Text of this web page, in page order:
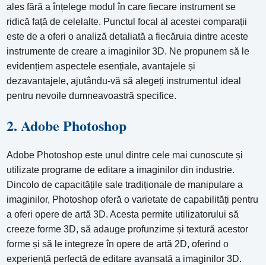
ales fără a înțelege modul în care fiecare instrument se
ridică față de celelalte. Punctul focal al acestei comparații
este de a oferi o analiză detaliată a fiecăruia dintre aceste
instrumente de creare a imaginilor 3D. Ne propunem să le
evidențiem aspectele esențiale, avantajele și
dezavantajele, ajutându-vă să alegeți instrumentul ideal
pentru nevoile dumneavoastră specifice.
2. Adobe Photoshop
Adobe Photoshop este unul dintre cele mai cunoscute și
utilizate programe de editare a imaginilor din industrie.
Dincolo de capacitățile sale tradiționale de manipulare a
imaginilor, Photoshop oferă o varietate de capabilități pentru
a oferi opere de artă 3D. Acesta permite utilizatorului să
creeze forme 3D, să adauge profunzime și textură acestor
forme și să le integreze în opere de artă 2D, oferind o
experiență perfectă de editare avansată a imaginilor 3D.